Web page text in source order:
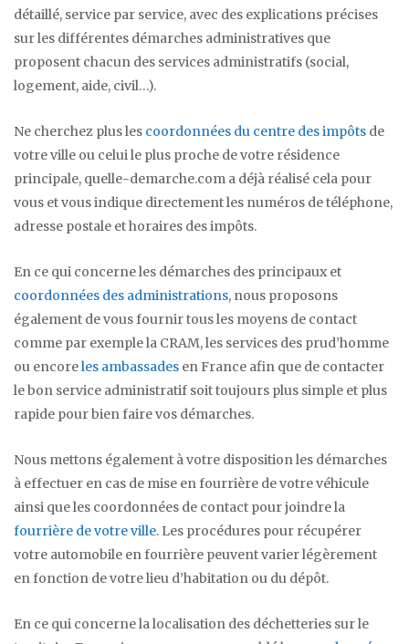
détaillé, service par service, avec des explications précises
sur les différentes démarches administratives que
proposent chacun des services administratifs (social,
logement, aide, civil…).
Ne cherchez plus les coordonnées du centre des impôts de
votre ville ou celui le plus proche de votre résidence
principale, quelle-demarche.com a déjà réalisé cela pour
vous et vous indique directement les numéros de téléphone,
adresse postale et horaires des impôts.
En ce qui concerne les démarches des principaux et
coordonnées des administrations, nous proposons
également de vous fournir tous les moyens de contact
comme par exemple la CRAM, les services des prud’homme
ou encoreles ambassades en France afin que de contacter
le bon service administratif soit toujours plus simple et plus
rapide pour bien faire vos démarches.
Nous mettons également à votre disposition les démarches
à effectuer en cas de mise en fourrière de votre véhicule
ainsi que les coordonnées de contact pour joindre la
fourrière de votre ville. Les procédures pour récupérer
votre automobile en fourrière peuvent varier légèrement
en fonction de votre lieu d’habitation ou du dépôt.
En ce qui concerne la localisation des déchetteries sur le